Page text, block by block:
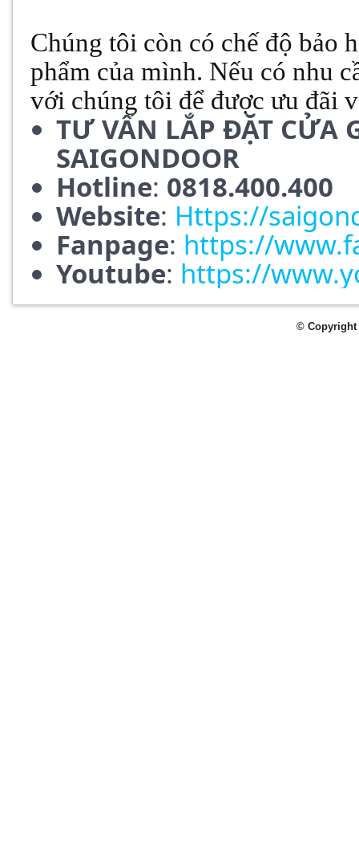
Chúng tôi còn có chế độ bảo
phẩm của mình. Nếu có nhu
với chúng tôi để được ưu đãi
TƯ VẤN LẮP ĐẶT CỬA
SAIGONDOOR
Hotline: 0818.400.400
Website: Https://
Fanpage: https://
Youtube: https://
© Copyright